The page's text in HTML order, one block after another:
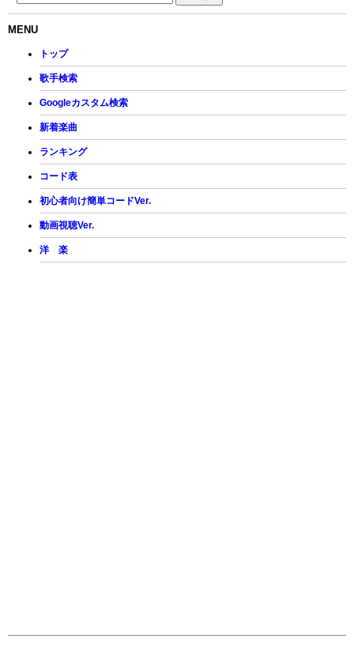
MENU
トップ
歌手検索
Googleカスタム検索
新着楽曲
ランキング
コード表
初心者向け簡単コードVer.
動画視聴Ver.
洋 楽